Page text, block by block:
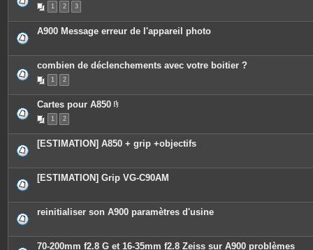
1 2 3
A900 Message erreur de l'appareil photo
combien de déclenchements avec votre boitier ?
1 2
Cartes pour A850
c
e
o
i
e
s
1 2
[ESTIMATION] A850 + grip +objectifs
[ESTIMATION] Grip VG-C90AM
reinitialiser son A900 paramètres d'usine
70-200mm f2.8 G et 16-35mm f2.8 Zeiss sur A900 problèmes